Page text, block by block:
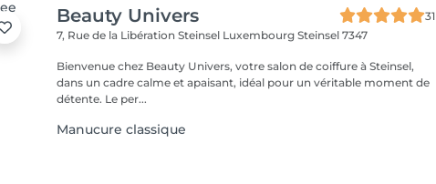
Beauty Univers
31
7, Rue de la Libération Steinsel LuxembourgSteinsel 7347
Bienvenue chez Beauty Univers, votre salon de coiffure à Steinsel,
dans un cadre calme et apaisant, idéal pour un véritable moment de
détente. Le per...
Manucure classique